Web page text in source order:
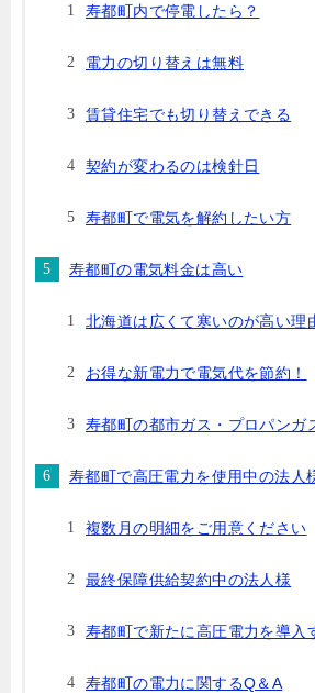
寿都町内で停電したら？
電力の切り替えは無料
賃貸住宅でも切り替えできる
契約が変わるのは検針日
寿都町で電気を解約したい方
寿都町の電気料金は高い
北海道は広くて寒いのが高い理
お得な新電力で電気代を節約！
寿都町の都市ガス・プロパンガ
寿都町で高圧電力を使用中の法人
複数月の明細をご用意ください
最終保障供給契約中の法人様
寿都町で新たに高圧電力を導入
寿都町の電力に関するQ＆A